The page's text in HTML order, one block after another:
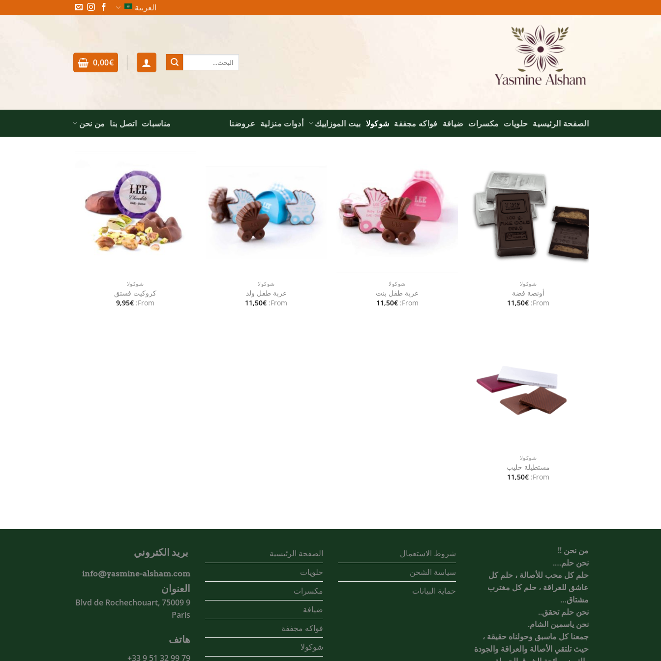
للمحتوى
العربية
البحث
عن:
0,00€
الصفحة الرئيسية حلويات مكسرات ضيافة فواكه مجففة شوكولا بيت الموزاييك أدوات منزلية عروضنا مناسبات اتصل بنا من نحن
Add to
wishlist
شوكولا
أونصة فضة
From:
11,50€
wishlist
شوكولا
عربة طفل بنت
From:
11,50€
Add to
wishlist
شوكولا
عربة طفل ولد
From:
11,50€
wishlist
شوكولا
كروكيت فستق
From:
9,95€
شوكولا
مستطيلة حليب
From:
11,50€
من نحن !!
نحن حلم….
حلم كل محب للأصالة ، حلم كل
عاشق للعراقة ، حلم كل مغترب
مشتاق…
نحن حلم تحقق..
نحن ياسمين الشام.
جمعنا كل ماسبق وحولناه حقيقة ،
حيث تلتقي الأصالة والعراقة والجودة
شروط الاستعمال
سياسة الشحن
حماية البيانات
الصفحة الرئيسية
حلويات
مكسرات
ضيافة
فواكه مجففة
شوكولا
بريد الكتروني
info@yasmine-alsham.com
العنوان
9 Blvd de Rochechouart, 75009
Paris
هاتف
79 99 32 51 9 33+